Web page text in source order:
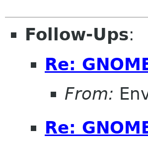
Follow-Ups:
Re:
From:
Re: